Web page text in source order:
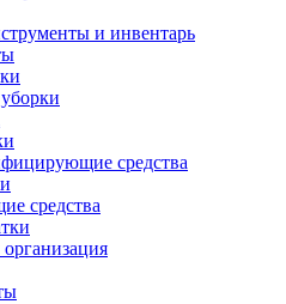
и инвентарь
средства
средства